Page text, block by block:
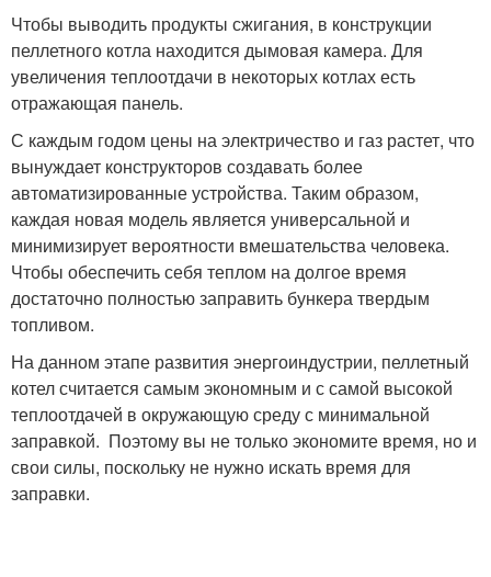
Чтобы выводить продукты сжигания, в конструкции
пеллетного котла находится дымовая камера. Для
увеличения теплоотдачи в некоторых котлах есть
отражающая панель.
С каждым годом цены на электричество и газ растет, что
вынуждает конструкторов создавать более
автоматизированные устройства. Таким образом,
каждая новая модель является универсальной и
минимизирует вероятности вмешательства человека.
Чтобы обеспечить себя теплом на долгое время
достаточно полностью заправить бункера твердым
топливом.
На данном этапе развития энергоиндустрии, пеллетный
котел считается самым экономным и с самой высокой
теплоотдачей в окружающую среду с минимальной
заправкой. Поэтому вы не только экономите время, но и
свои силы, поскольку не нужно искать время для
заправки.